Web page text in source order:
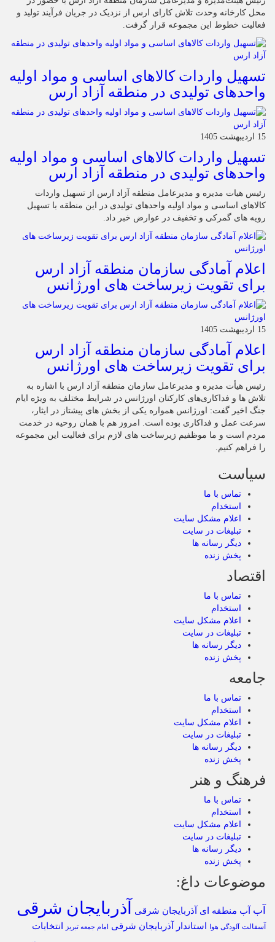
محل کارخانه وحدت تلاش کارای ارس از نزدیک در جریان فرآیند تولید و
فعالیت خطوط این مجموعه قرار گرفت.
تسهیل واردات کالاهای اساسی و مواد اولیه
واحدهای تولیدی در منطقه آزاد ارس
15 اردیبهشت 1405
تسهیل واردات کالاهای اساسی و مواد اولیه
واحدهای تولیدی در منطقه آزاد ارس
رئیس هیات مدیره و مدیرعامل منطقه آزاد ارس از تسهیل واردات
کالاهای اساسی و مواد اولیه واحدهای تولیدی در این منطقه با تسهیل
رویه های گمرکی و تخفیف در عوارض خبر داد.
اعلام آمادگی سازمان منطقه آزاد ارس
برای تقویت زیرساخت‌ های اورژانس
15 اردیبهشت 1405
اعلام آمادگی سازمان منطقه آزاد ارس
برای تقویت زیرساخت‌ های اورژانس
رئیس هیأت‌ مدیره و مدیرعامل سازمان منطقه آزاد ارس با اشاره به
تلاش‌ ها و فداکاری‌های کارکنان اورژانس در شرایط مختلف به‌ ویژه ایام
جنگ اخیر گفت: اورژانس همواره یکی از بخش‌ های پیشتاز در ایثار،
سرعت‌ عمل و فداکاری بوده است. امروز هم با همان روحیه در خدمت
مردم است و ما موظفیم زیرساخت‌ های لازم برای فعالیت این مجموعه
را فراهم کنیم.
سیاست
تماس با ما
استخدام
اعلام مشکل سایت
تبلیغات در سایت
دیگر رسانه ها
پخش زنده
اقتصاد
تماس با ما
استخدام
اعلام مشکل سایت
تبلیغات در سایت
دیگر رسانه ها
پخش زنده
جامعه
تماس با ما
استخدام
اعلام مشکل سایت
تبلیغات در سایت
دیگر رسانه ها
پخش زنده
فرهنگ و هنر
تماس با ما
استخدام
اعلام مشکل سایت
تبلیغات در سایت
دیگر رسانه ها
پخش زنده
موضوعات داغ:
آب آب منطقه ای آذربایجان شرقی آذربایجان شرقی
آسفالت آلودگی هوا استاندار آذربایجان شرقی امام جمعه تبریز انتخابات